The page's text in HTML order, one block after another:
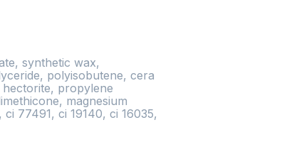
synthetic wax,
polyisobutene, cera
hectorite, propylene
magnesium
77491, ci 19140, ci 16035,